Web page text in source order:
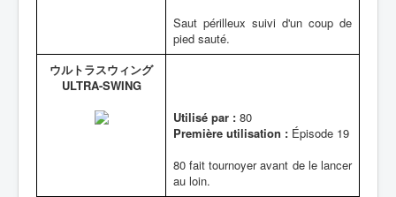
Saut périlleux suivi d'un coup de
pied sauté.
ウルトラスウィング
ULTRA-SWING
Utilisé par : 80
Première utilisation : Épisode 19
80 fait tournoyer avant de le lancer
au loin.